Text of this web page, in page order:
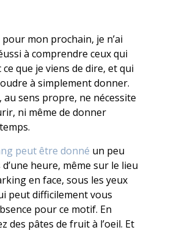
pour mon prochain, je n’ai
à comprendre ceux qui
ce que je viens de dire, et qui
à simplement donner.
au sens propre, ne nécessite
ni même de donner
peut être donné un peu
heure, même sur le lieu
en face, sous les yeux
peut difficilement vous
pour ce motif. En
des pâtes de fruit à l’oeil. Et